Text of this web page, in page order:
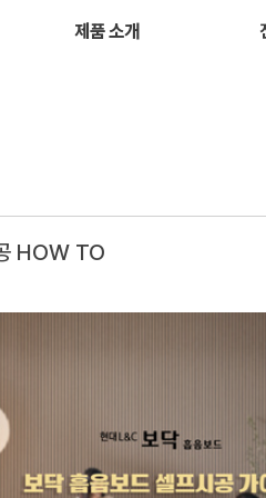
제품 소개
HOW TO